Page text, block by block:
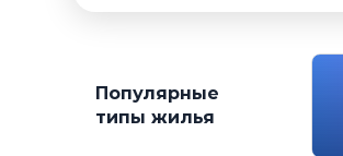
Популярные
типы жилья